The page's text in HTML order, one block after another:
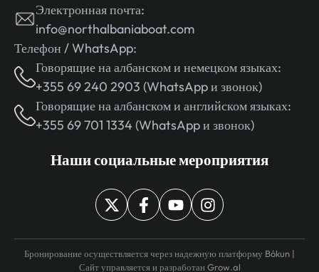
Электронная почта:
info@northalbaniaboat.com
Телефон / WhatsApp:
Говорящие на албанском и немецком языках:
+355 69 240 2903 (WhatsApp и звонок)
Говорящие на албанском и английском языках:
+355 69 701 1334 (WhatsApp и звонок)
Наши социальные мероприятия
Бронирование осуществляется через надежную платформу Bókun |
Сайт управляется и разработанGrow.al